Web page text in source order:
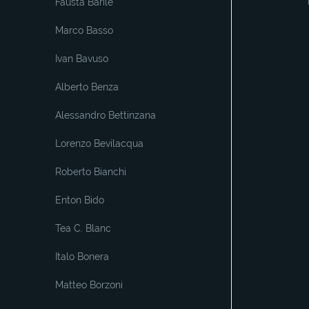
Marco Basso
Ivan Bavuso
Alberto Benza
Alessandro Bettinzana
Lorenzo Bevilacqua
Roberto Bianchi
Enton Bido
Tea C. Blanc
Italo Bonera
Matteo Borzoni